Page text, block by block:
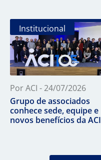
Institucional
Por ACI - 24/07/2026
Grupo de associados
conhece sede, equipe e
novos benefícios da ACI